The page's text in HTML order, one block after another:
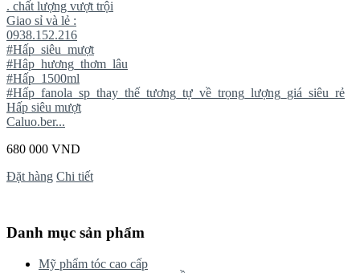
. chất lượng vượt trội
Giao sỉ và lẻ :
0938.152.216
#Hấp_siêu_mượt
#Hâp_hương_thơm_lâu
#Hấp_1500ml
#Hấp_fanola_sp_thay_thế_tương_tự_về_trọng_lượng_giá_siêu_rẻ
Hấp siêu mượt
Caluo.ber...
680 000 VND
Đặt hàng Chi tiết
Danh mục sản phẩm
Mỹ phẩm tóc cao cấp